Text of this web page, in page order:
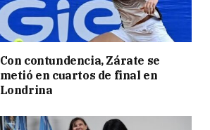
Con contundencia, Zárate se
metió en cuartos de final en
Londrina